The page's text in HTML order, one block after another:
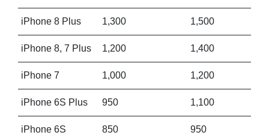
iPhone 8 Plus 1,300 1,500
iPhone 8, 7 Plus 1,200 1,400
iPhone 7 1,000 1,200
iPhone 6S Plus 950 1,100
iPhone 6S 850 950